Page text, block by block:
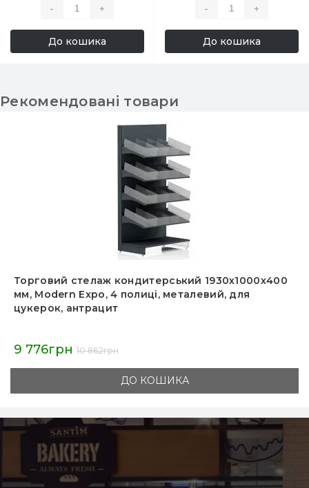
міні-маркетів, Україна
- +
До кошика
міні-маркетів
- +
До кошика
Рекомендовані товари
Торговий стелаж кондитерський 1930х1000х400
мм, Modern Expo, 4 полиці, металевий, для
цукерок, антрацит
9 776грн 10 862грн
ДО КОШИКА